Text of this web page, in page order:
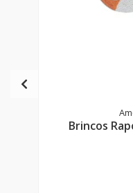
Brincos